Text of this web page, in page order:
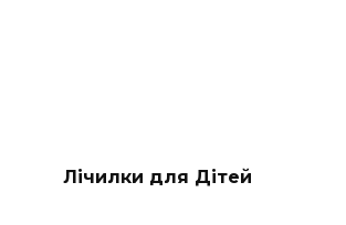
Лічилки для Дітей